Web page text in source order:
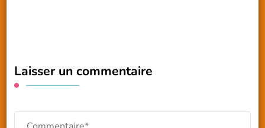
Laisser un commentaire